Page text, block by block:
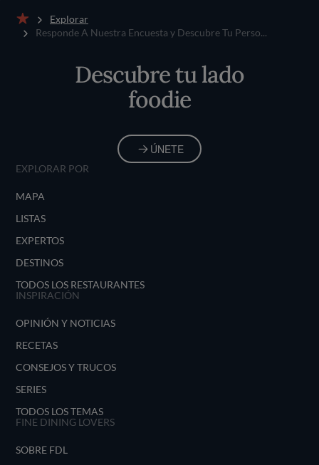
Inicio
Explorar
Responde A Nuestra Encuesta y Descubre Tu Perso...
Descubre tu lado
foodie
ÚNETE
EXPLORAR POR
MAPA
LISTAS
EXPERTOS
DESTINOS
TODOS LOS RESTAURANTES
INSPIRACIÓN
OPINIÓN Y NOTICIAS
RECETAS
CONSEJOS Y TRUCOS
SERIES
TODOS LOS TEMAS
FINE DINING LOVERS
SOBRE FDL